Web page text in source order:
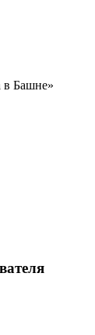
в Башне»